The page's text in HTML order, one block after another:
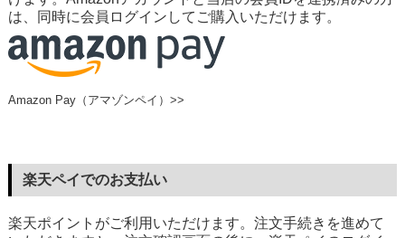
は、同時に会員ログインしてご購入いただけます。
Amazon Pay（アマゾンペイ）>>
楽天ペイでのお支払い
楽天ポイントがご利用いただけます。注文手続きを進めて